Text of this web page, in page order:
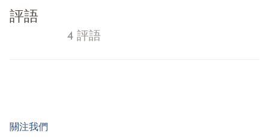
評語
4 評語
關注我們